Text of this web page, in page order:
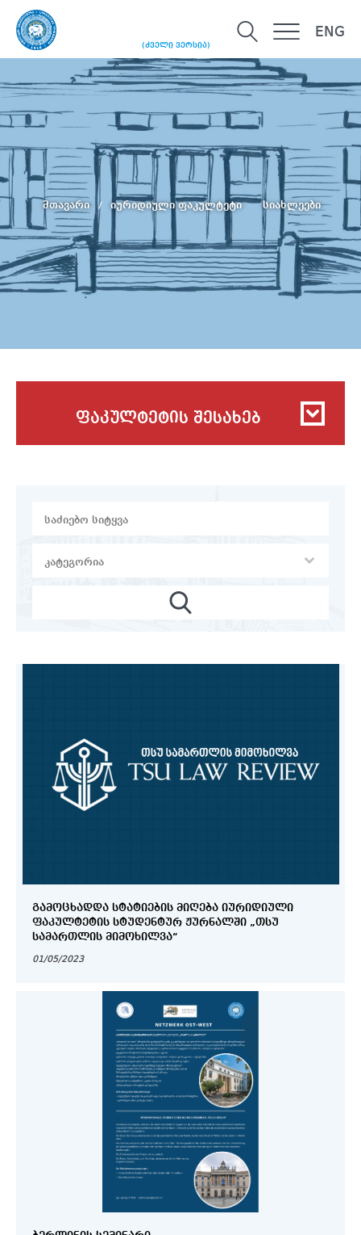
(ძველი ვერსია)
ENG
მთავარი იურიდიული ფაკულტეტი სიახლეები
ფაკულტეტის შესახებ
ᲒᲐᲛᲝᲪᲮᲐᲓᲓᲐ ᲡᲢᲐᲢᲘᲔᲑᲘᲡ ᲛᲘᲦᲔᲑᲐ ᲘᲣᲠᲘᲓᲘᲣᲚᲘ
ᲤᲐᲙᲣᲚᲢᲔᲢᲘᲡ ᲡᲢᲣᲓᲔᲜᲢᲣᲠ ᲟᲣᲠᲜᲐᲚᲨᲘ „ᲗᲡᲣ
ᲡᲐᲛᲐᲠᲗᲚᲘᲡ ᲛᲘᲛᲝᲮᲘᲚᲕᲐ“
01/05/2023